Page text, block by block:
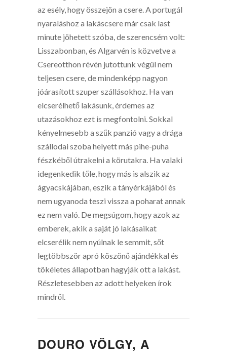
az esély, hogy összejön a csere. A portugál
nyaraláshoz a lakáscsere már csak last
minute jöhetett szóba, de szerencsém volt:
Lisszabonban, és Algarvén is közvetve a
Csereotthon révén jutottunk végül nem
teljesen csere, de mindenképp nagyon
jóárasított szuper szállásokhoz. Ha van
elcserélhető lakásunk, érdemes az
utazásokhoz ezt is megfontolni. Sokkal
kényelmesebb a szűk panzió vagy a drága
szállodai szoba helyett más pihe-puha
fészkéből útrakelni a körutakra. Ha valaki
idegenkedik tőle, hogy más is alszik az
ágyacskájában, eszik a tányérkájából és
nem ugyanoda teszi vissza a poharat annak
ez nem való. De megsúgom, hogy azok az
emberek, akik a saját jó lakásaikat
elcserélik nem nyúlnak le semmit, sőt
legtöbbször apró köszönő ajándékkal és
tökéletes állapotban hagyják ott a lakást.
Részletesebben az adott helyeken írok
mindről.
DOURO VÖLGY, A